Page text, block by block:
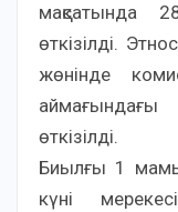
мақсатында
өткізілді.
жөнінде
өткізілді.
Биылғы 1
күні